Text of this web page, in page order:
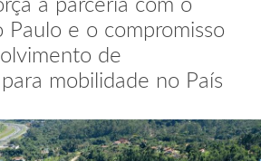
Paulo e o compromisso
de
mobilidade no País